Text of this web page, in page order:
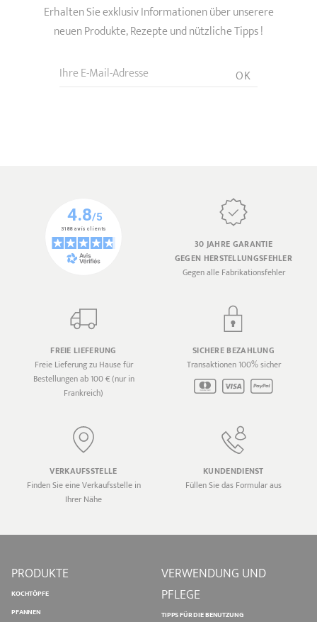
Erhalten Sie exklusiv Informationen über unserere
neuen Produkte, Rezepte und nützliche Tipps !
Ihre E-Mail-Adresse OK
30 JAHRE GARANTIE
GEGEN HERSTELLUNGSFEHLER
Gegen alle Fabrikationsfehler
FREIE LIEFERUNG
Freie Lieferung zu Hause für
Bestellungen ab 100 € (nur in
Frankreich)
SICHERE BEZAHLUNG
Transaktionen 100% sicher
VERKAUFSSTELLE
Finden Sie eine Verkaufsstelle in
Ihrer Nähe
KUNDENDIENST
Füllen Sie das Formular aus
PRODUKTE
KOCHTÖPFE
PFANNEN
VERWENDUNG UND
PFLEGE
TIPPS FÜR DIE BENUTZUNG